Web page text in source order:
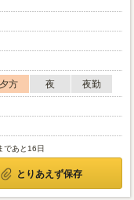
夕方 夜
夜勤
であと16日
とりあえず保存